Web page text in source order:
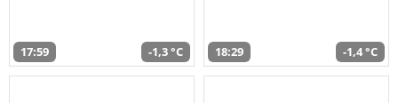
17:59 -1,3 °C 18:29 -1,4 °C